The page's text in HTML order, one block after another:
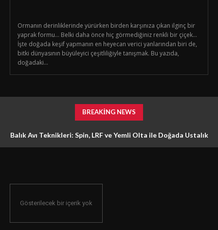
Ormanın derinliklerinde yürürken birden karşınıza çıkan ilginç bir
yaprak formu… Belki daha önce hiç görmediğiniz renkli bir çiçek…
İşte doğada keşif yapmanın en heyecan verici yanlarından biri de,
bitki dünyasının büyüleyici çeşitliliğiyle tanışmak. Bu yazıda,
doğadaki...
BREAKING NEWS
Balık Avı Teknikleri: Spin, LRF ve Yemli Olta ile Doğada Ustalık
Gösterilecek bir içerik yok